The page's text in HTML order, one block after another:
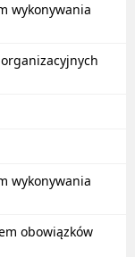
wykonywania
wykonywania
obowiązków